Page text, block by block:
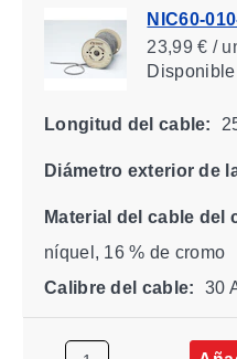
NIC60-
23,99 € /
Disponible
Longitud del cable:
Diámetro exterior de
Material del cable del
níquel, 16 % de cromo
Calibre del cable:
30